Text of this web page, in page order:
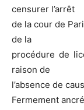
censurer l’arrêt
de la cour de
de la
procédure de
raison de
l’absence de
Fermement